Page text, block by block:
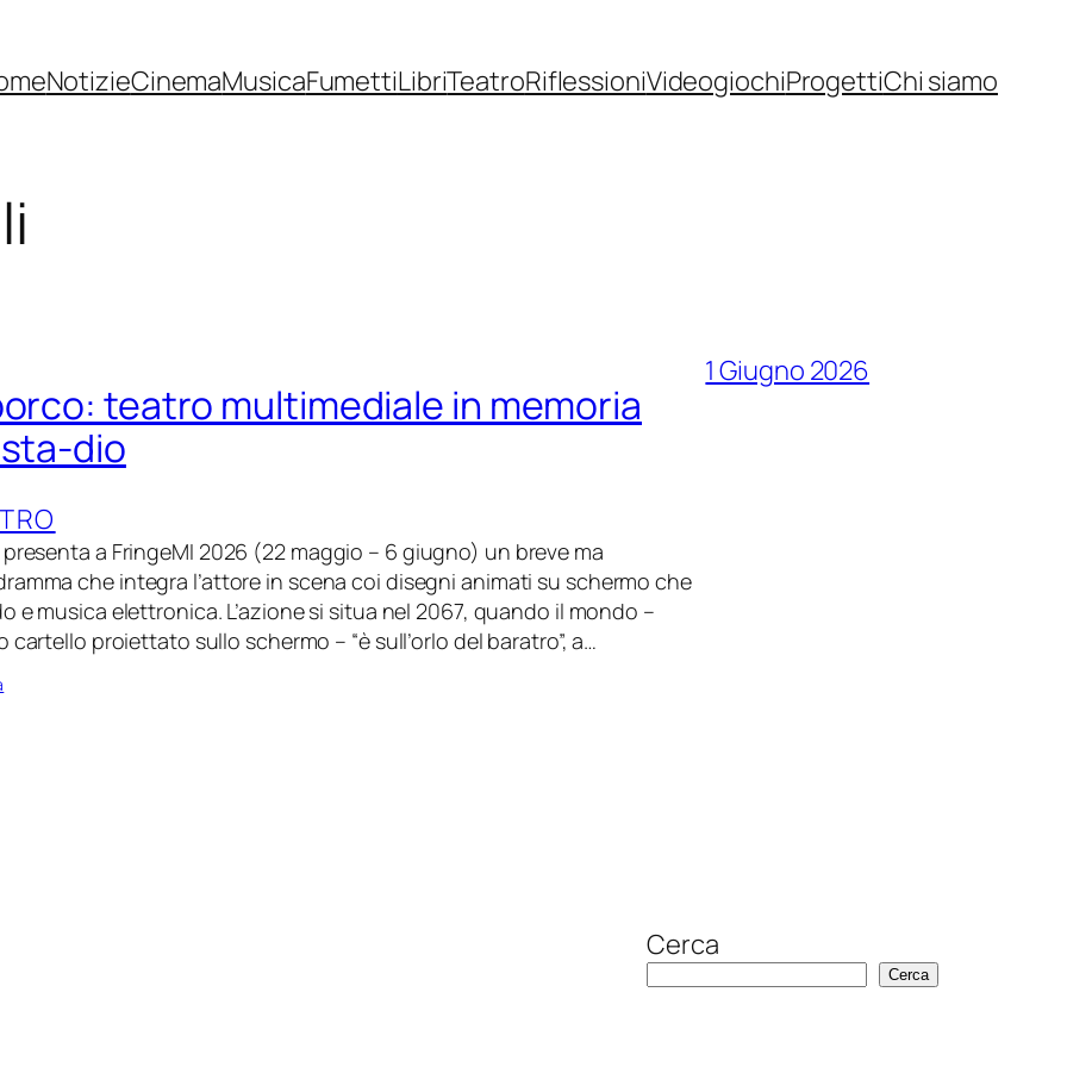
NotizieCinemaMusicaFumettiLibriTeatroRiflessioniVideogiochiProgettiChi siamo
teatro multimediale in memoria
dio
a FringeMI 2026 (22 maggio – 6 giugno) un breve ma
che integra l’attore in scena coi disegni animati su schermo che
e musica elettronica. L’azione si situa nel 2067, quando il mondo –
cartello proiettato sullo schermo – “è sull’orlo del baratro”, a…
1 Giugno 2026
Cerca
Cerca